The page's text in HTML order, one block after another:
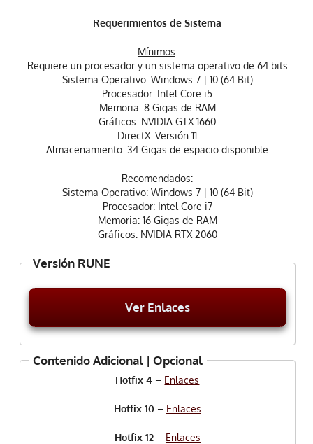
Requerimientos de Sistema
Mínimos:
Requiere un procesador y un sistema operativo de 64 bits
Sistema Operativo: Windows 7 | 10 (64 Bit)
Procesador: Intel Core i5
Memoria: 8 Gigas de RAM
Gráficos: NVIDIA GTX 1660
DirectX: Versión 11
Almacenamiento: 34 Gigas de espacio disponible
Recomendados:
Sistema Operativo: Windows 7 | 10 (64 Bit)
Procesador: Intel Core i7
Memoria: 16 Gigas de RAM
Gráficos: NVIDIA RTX 2060
Versión RUNE
Ver Enlaces
Contenido Adicional | Opcional
Hotfix 4 – Enlaces
Hotfix 10– Enlaces
Hotfix 12– Enlaces